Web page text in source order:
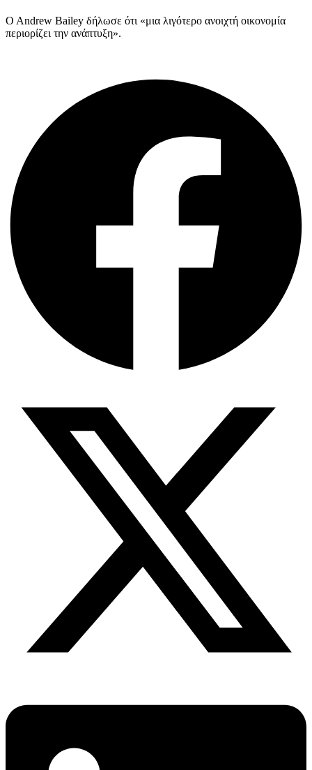
O Andrew Bailey δήλωσε ότι «μια λιγότερο ανοιχτή οικονομία
περιορίζει την ανάπτυξη».